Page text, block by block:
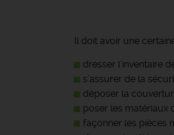
Il doit avoir une
dresser l’inventaire
s’assurer de la
déposer la
poser les matériaux
façonner les pièces